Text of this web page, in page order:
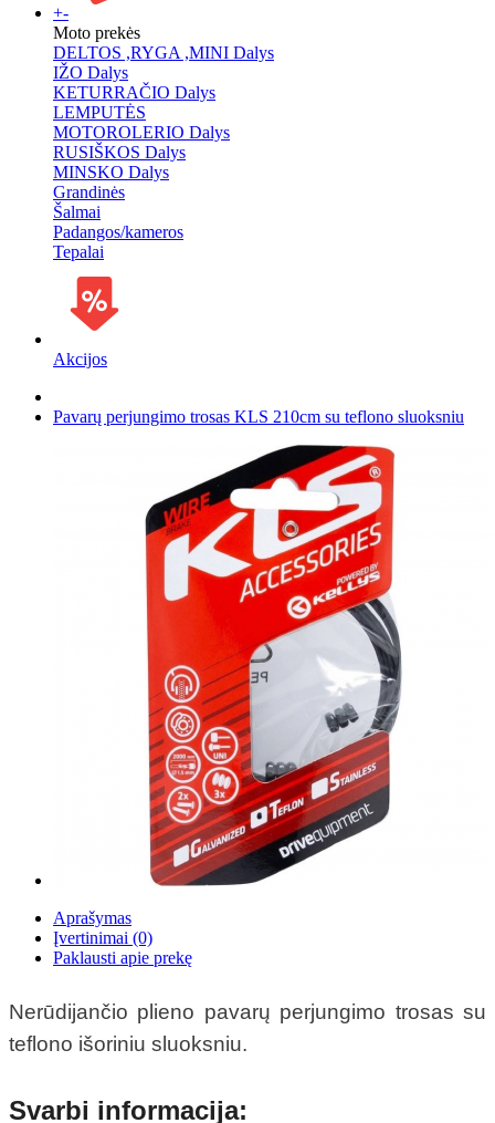
+-
Moto prekės
DELTOS ,RYGA ,MINI Dalys
IŽO Dalys
KETURRAČIO Dalys
LEMPUTĖS
MOTOROLERIO Dalys
RUSIŠKOS Dalys
MINSKO Dalys
Grandinės
Šalmai
Padangos/kameros
Tepalai
Akcijos
Pavarų perjungimo trosas KLS 210cm su teflono sluoksniu
Aprašymas
Įvertinimai (0)
Paklausti apie prekę
Nerūdijančio plieno pavarų perjungimo trosas su
teflono išoriniu sluoksniu.
Svarbi informacija: